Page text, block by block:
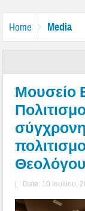
Home Media
Μουσείο
| Date: 10 Ιουλίου,